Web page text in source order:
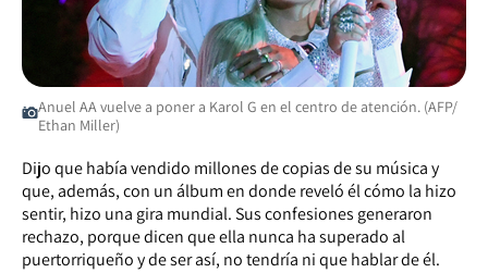
Anuel AA vuelve a poner a Karol G en el centro de atención. (AFP/
Ethan Miller)
Dijo que había vendido millones de copias de su música y
que, además, con un álbum en donde reveló él cómo la hizo
sentir, hizo una gira mundial. Sus confesiones generaron
rechazo, porque dicen que ella nunca ha superado al
puertorriqueño y de ser así, no tendría ni que hablar de él.